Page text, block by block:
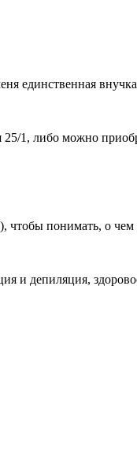
единственная
1, либо можно
чтобы понимать, о чем
и депиляция,